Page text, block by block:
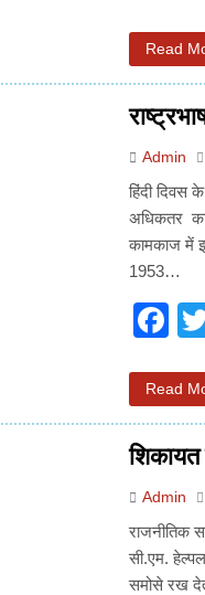
Read
Admin
हिंदी दिवस
अधिकतर
कामकाज में
1953…
Read
Admin
राजनीतिक
सी.एम.
समोसे रख